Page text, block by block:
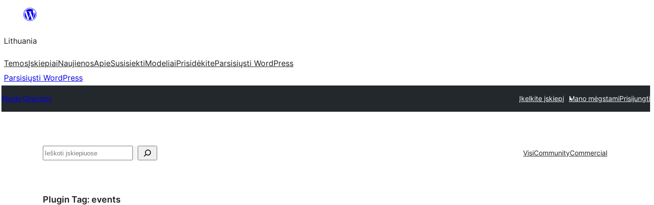
turinio
Lithuania
TemosĮskiepiaiNaujienosApieSusisiektiModeliaiPrisidėkiteParsisiųsti WordPress
Parsisiųsti WordPress
Plugin Directory Įkelkite įskiepį Mano mėgstamiPrisijungti
Paieška VisiCommunityCommercial
Plugin Tag: events